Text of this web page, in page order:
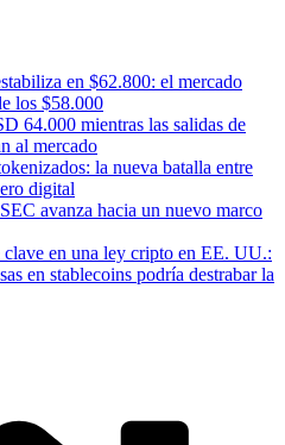
en $62.800: el mercado
los $58.000
64.000 mientras las salidas de
al mercado
la nueva batalla entre
digital
avanza hacia un nuevo marco
clave en una ley cripto en EE. UU.:
en stablecoins podría destrabar la